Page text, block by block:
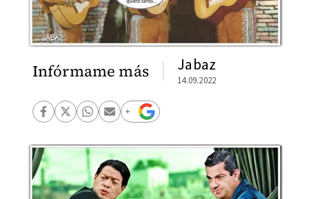
Infórmame más Jabaz
14.09.2022